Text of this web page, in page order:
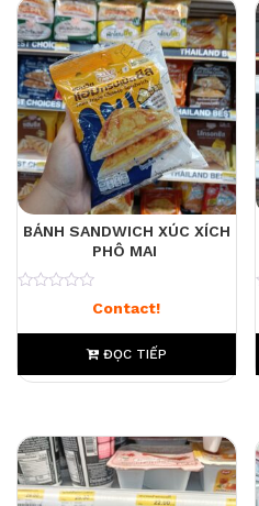
BÁNH SANDWICH XÚC XÍCH
PHÔ MAI
Contact!
ĐỌC TIẾP